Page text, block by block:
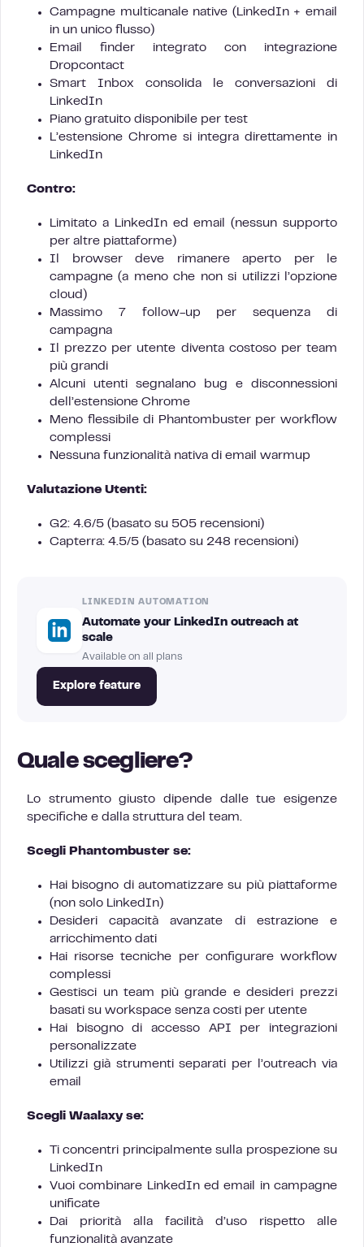
Campagne multicanale native (LinkedIn + email
in un unico flusso)
Email finder integrato con integrazione
Dropcontact
Smart Inbox consolida le conversazioni di
LinkedIn
Piano gratuito disponibile per test
L’estensione Chrome si integra direttamente in
LinkedIn
Contro:
Limitato a LinkedIn ed email (nessun supporto
per altre piattaforme)
Il browser deve rimanere aperto per le
campagne (a meno che non si utilizzi l’opzione
cloud)
Massimo 7 follow-up per sequenza di
campagna
Il prezzo per utente diventa costoso per team
più grandi
Alcuni utenti segnalano bug e disconnessioni
dell’estensione Chrome
Meno flessibile di Phantombuster per workflow
complessi
Nessuna funzionalità nativa di email warmup
Valutazione Utenti:
G2: 4.6/5 (basato su 505 recensioni)
Capterra: 4.5/5 (basato su 248 recensioni)
LINKEDIN AUTOMATION
Automate your LinkedIn outreach at
scale
Available on all plans
Explore feature
Quale scegliere?
Lo strumento giusto dipende dalle tue esigenze
specifiche e dalla struttura del team.
Scegli Phantombuster se:
Hai bisogno di automatizzare su più piattaforme
(non solo LinkedIn)
Desideri capacità avanzate di estrazione e
arricchimento dati
Hai risorse tecniche per configurare workflow
complessi
Gestisci un team più grande e desideri prezzi
basati su workspace senza costi per utente
Hai bisogno di accesso API per integrazioni
personalizzate
Utilizzi già strumenti separati per l’outreach via
email
Scegli Waalaxy se:
Ti concentri principalmente sulla prospezione su
LinkedIn
Vuoi combinare LinkedIn ed email in campagne
unificate
Dai priorità alla facilità d’uso rispetto alle
funzionalità avanzate